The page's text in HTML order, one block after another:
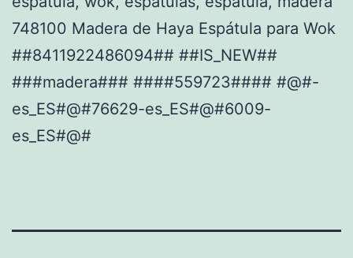
748100 Madera de Haya Espátula para Wok
##8411922486094## ##IS_NEW##
###madera### ####559723#### #@#-
es_ES#@#76629-es_ES#@#6009-
es_ES#@#